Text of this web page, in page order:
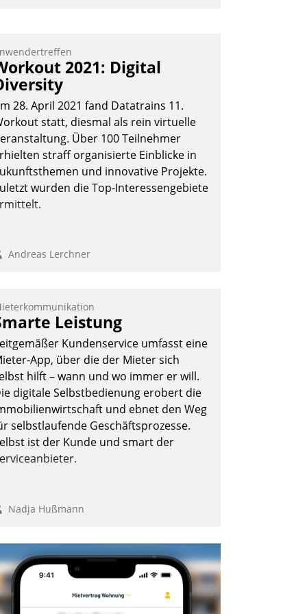
Wie lassen sich Mammutprojekte
und Workloads wuppen – bei
anspruchsvollen Aufgaben
abnehmendem Nachwuchs?
Nadja Hußmann
2021: Digital
28. April 2021 fand Datatrains 11.
statt, diesmal als rein virtuelle
Über 100 Teilnehmer
straff organisierte Einblicke in
und innovative Projekte.
wurden die Top-Interessengebiete
Andreas Lerchner
Leistung
Kundenservice umfasst eine
App, über die der Mieter sich
hilft – wann und wo immer er will.
digitale Selbstbedienung erobert die
und ebnet den Weg
selbstlaufende Geschäftsprozesse.
ist der Kunde und smart der
Nadja Hußmann